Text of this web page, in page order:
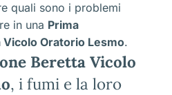
quali sono i problemi
in una Prima
Oratorio Lesmo.
Beretta Vicolo
, i fumi e la loro